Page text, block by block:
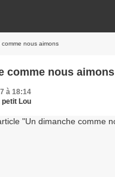
nous aimons
comme nous aimons
à 18:14
petit Lou